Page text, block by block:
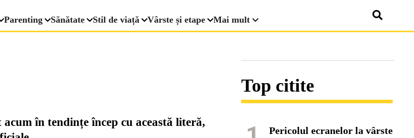
Parenting Sănătate Stil de viață Vârste și etape Mai mult
acum în tendințe încep cu această literă,
Top citite
Pericolul ecranelor la vârste